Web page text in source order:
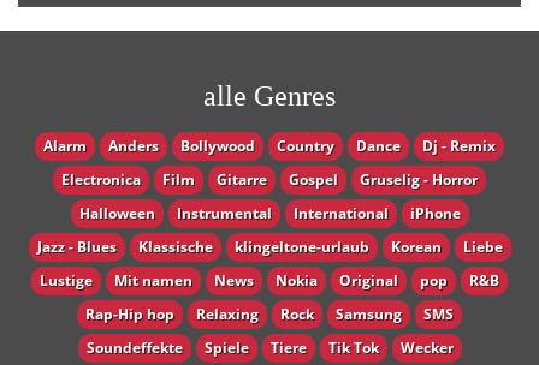
alle Genres
Alarm Anders Bollywood Country Dance
Dj - Remix
Electronica
Film Gitarre Gospel
Gruselig - Horror
Halloween
Instrumental International
iPhone
Jazz - Blues
Klassische klingeltone-urlaub Korean
Liebe
Lustige
Mit namen News Nokia Original pop
R&B
Rap-Hip hop
Relaxing Rock Samsung
SMS
Soundeffekte
Spiele Tiere Tik Tok Wecker